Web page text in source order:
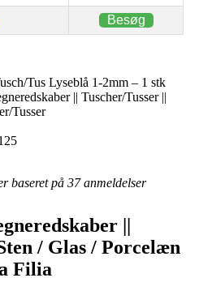
Besøg
Tus Lyseblå 1-2mm – 1 stk
|| Tuscher/Tusser ||
Tusser
baseret på 37anmeldelser
||
/ Glas / Porcelæn
Filia